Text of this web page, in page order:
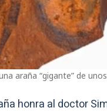
araña “gigante” de
honra al doctor